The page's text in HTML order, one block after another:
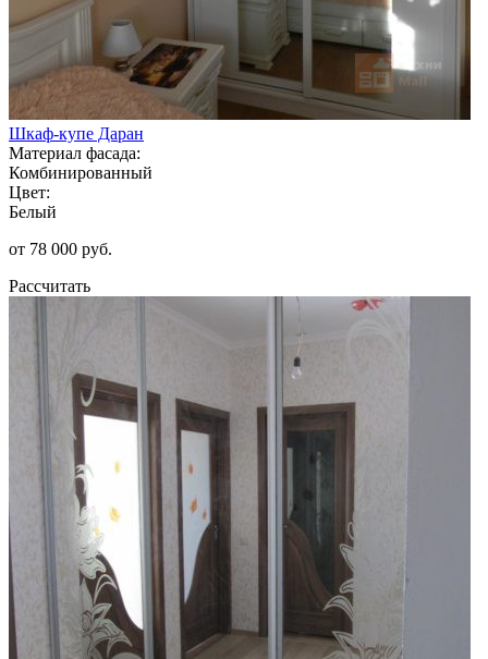
Шкаф-купе Даран
Материал фасада:
Комбинированный
Цвет:
Белый
от 78 000 руб.
Рассчитать